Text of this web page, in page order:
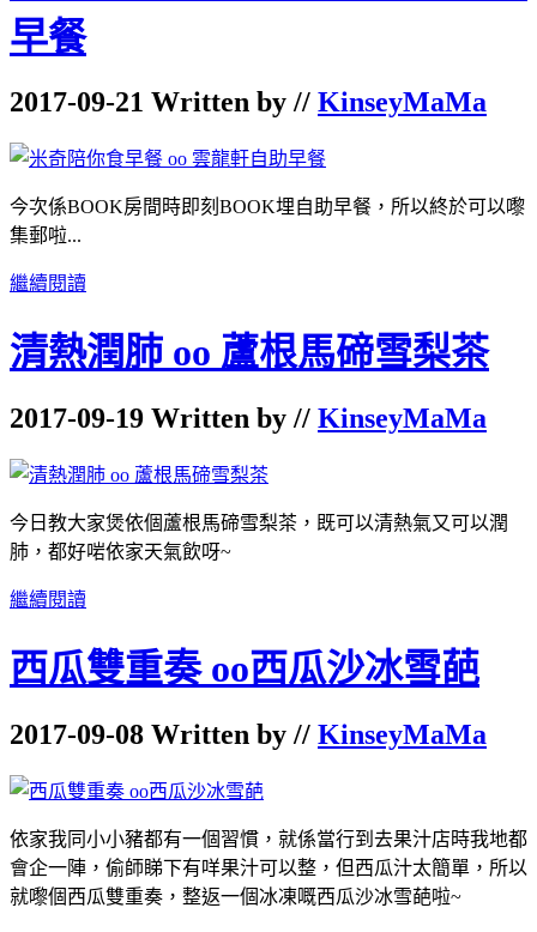
早餐
2017-09-21 Written by // KinseyMaMa
今次係BOOK房間時即刻BOOK埋自助早餐，所以終於可以嚟
集郵啦...
繼續閱讀
清熱潤肺 oo 蘆根馬碲雪梨茶
2017-09-19 Written by // KinseyMaMa
今日教大家煲依個蘆根馬碲雪梨茶，既可以清熱氣又可以潤
肺，都好啱依家天氣飲呀~
繼續閱讀
西瓜雙重奏 oo西瓜沙冰雪葩
2017-09-08 Written by // KinseyMaMa
依家我同小小豬都有一個習慣，就係當行到去果汁店時我地都
會企一陣，偷師睇下有咩果汁可以整，但西瓜汁太簡單，所以
就嚟個西瓜雙重奏，整返一個冰凍嘅西瓜沙冰雪葩啦~